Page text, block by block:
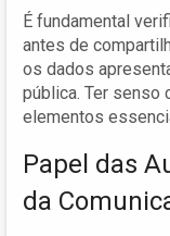
É fundamental
antes de
os dados
pública. Ter senso
elementos
Papel das
da